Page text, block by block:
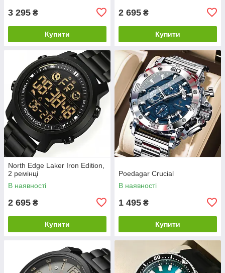
3 295 ₴
Купити
2 695 ₴
Купити
North Edge Laker Iron Edition,
2 ремінці
В наявності
2 695 ₴
Купити
Poedagar Crucial
В наявності
1 495 ₴
Купити